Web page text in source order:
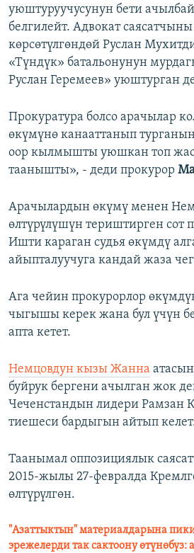
уюштуруучусунун бети
белгилейт. Адвокат саясатчыны
көрсөтүлгөндөй Руслан
«Түндүк» батальонунун
Руслан Геремеев» уюштурган
Прокуратура болсо арачылар
өкүмүнө канааттанып
оор кылмышты уюшкан топ
таанышты», - деди прокурор
Арачылардын өкүмү менен
өлтүрүлүшүн териштирген сот
Ишти караган судья өкүмдү
айыпталуучуга кандай жаза
Ага чейин прокурорлор
чыгышы керек жана бул үчүн
апта кетет.
Немцовдун кызы Жанна
буйрук бергени ачылган жок
Чеченстандын лидери Рамзан
тиешеси бардыгын айтып
Таанымал оппозициялык
2015-жылы 27-февралда
өлтүрүлгөн.
"Азаттыктын" материалдарына
эрежелерди так сактоону